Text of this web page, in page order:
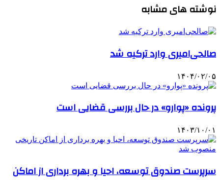
نوشته های مشابه
صالحی‌امیری وارد ترکیه شد
۱۴۰۴/۰۲/۰۵
پرونده «پوارو» در حال بررسی قضایی است
۱۴۰۳/۱۰/۰۱
سرپرست صندوق توسعه، احیا و بهره برداری از اماکن